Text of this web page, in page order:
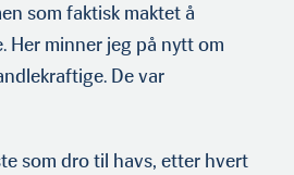
som faktisk maktet å
Her minner jeg på nytt om
De var
som dro til havs, etter hvert